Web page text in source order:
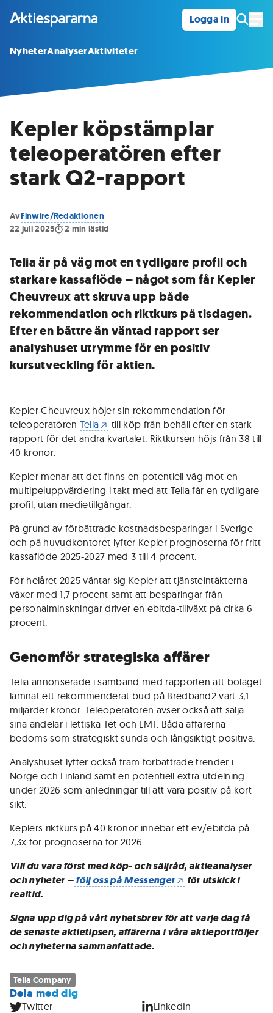
Logga in
NyheterAnalyserAktiviteter
Kepler köpstämplar
teleoperatören efter
stark Q2-rapport
AvFinwire/Redaktionen
22 juli 2025
2 min lästid
Telia är på väg mot en tydligare profil och
starkare kassaflöde – något som får Kepler
Cheuvreux att skruva upp både
rekommendation och riktkurs på tisdagen.
Efter en bättre än väntad rapport ser
analyshuset utrymme för en positiv
kursutveckling för aktien.
Kepler Cheuvreux höjer sin rekommendation för
teleoperatören Telia
till köp från behåll efter en stark
rapport för det andra kvartalet. Riktkursen höjs från 38 till
40 kronor.
Kepler menar att det finns en potentiell väg mot en
multipeluppvärdering i takt med att Telia får en tydligare
profil, utan medietillgångar.
På grund av förbättrade kostnadsbesparingar i Sverige
och på huvudkontoret lyfter Kepler prognoserna för fritt
kassaflöde 2025-2027 med 3 till 4 procent.
För helåret 2025 väntar sig Kepler att tjänsteintäkterna
växer med 1,7 procent samt att besparingar från
personalminskningar driver en ebitda-tillväxt på cirka 6
procent.
Genomför strategiska affärer
Telia annonserade i samband med rapporten att bolaget
lämnat ett rekommenderat bud på Bredband2 värt 3,1
miljarder kronor. Teleoperatören avser också att sälja
sina andelar i lettiska Tet och LMT. Båda affärerna
bedöms som strategiskt sunda och långsiktigt positiva.
Analyshuset lyfter också fram förbättrade trender i
Norge och Finland samt en potentiell extra utdelning
under 2026 som anledningar till att vara positiv på kort
sikt.
Keplers riktkurs på 40 kronor innebär ett ev/ebitda på
7,3x för prognoserna för 2026.
Vill du vara först med köp- och säljråd, aktieanalyser
och nyheter –följ oss på Messenger
för utskick i
realtid.
Signa upp dig på vårt nyhetsbrev för att varje dag få
de senaste aktietipsen, affärerna i våra aktieportföljer
och nyheterna sammanfattade.
Telia Company
Dela med dig
Twitter LinkedIn